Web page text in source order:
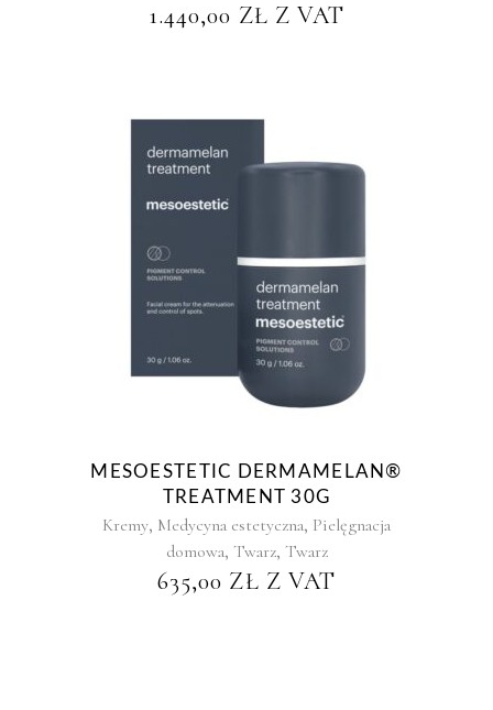
1.440,00 ZŁ Z VAT
MESOESTETIC DERMAMELAN®
TREATMENT 30G
Kremy, Medycyna estetyczna, Pielęgnacja
domowa, Twarz, Twarz
635,00 ZŁ Z VAT